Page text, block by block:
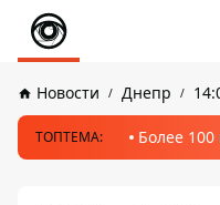
Новости Днепр
ТОПТЕМА: Более